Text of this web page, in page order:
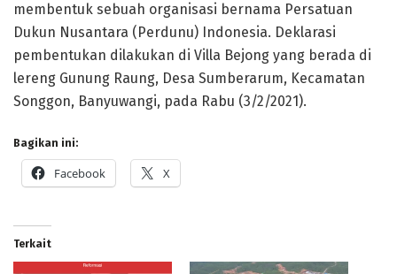
membentuk sebuah organisasi bernama Persatuan
Dukun Nusantara (Perdunu) Indonesia. Deklarasi
pembentukan dilakukan di Villa Bejong yang berada di
lereng Gunung Raung, Desa Sumberarum, Kecamatan
Songgon, Banyuwangi, pada Rabu (3/2/2021).
Bagikan ini:
Facebook X
Terkait